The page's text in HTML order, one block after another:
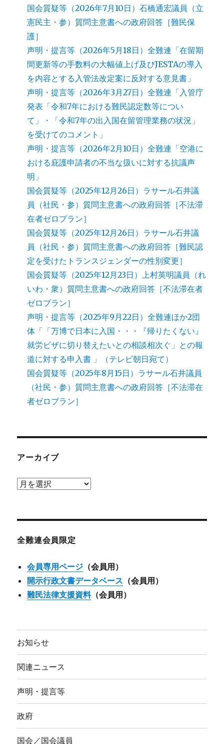
国会質疑等（2026年7月10日）石橋通宏議員（立
憲民主・参）質問主意書への政府回答［難民保
護］
声明・提言等（2026年5月18日）全難連「在留期
間更新等の手数料の大幅値上げ及びJESTAの導入
を内容とする入管法改定案に反対する意見書」
声明・提言等（2026年3月27日）全難連「入管庁
発表「令和7年における難民認定数等につい
て」・「令和7年の出入国在留管理業務の状況」
を受けてのコメント」
声明・提言等（2026年2月10日）全難連「空港に
おける庇護申請者の不当な扱いに対する抗議声
明」
国会質疑等（2025年12月26日）ラサール石井議
員（社民・参）質問主意書への政府回答［不法滞
在者ゼロプラン］
国会質疑等（2025年12月26日）ラサール石井議
員（社民・参）質問主意書への政府回答［難民認
定を受けたトランスジェンダーの性別変更］
国会質疑等（2025年12月23日）上村英明議員（れ
いわ・衆）質問主意書への政府回答［不法滞在者
ゼロプラン］
声明・提言等（2025年9月22日）全難連ほか2団
体「「万博で日本に入国・・・『帰りたくない』
就労ビザに切り替えたいとの相談相次ぐ」との報
道に対する申入書 」（テレビ朝日宛て）
国会質疑等（2025年8月15日）ラサール石井議員
（社民・参）質問主意書への政府回答［不法滞在
者ゼロプラン］
アーカイブ
ア
ブ
全難連会員限定
会員専用ページ （会員用）
開示行政文書データベース （会員用）
難民法律支援資料（会員用）
お知らせ
関連ニュース
声明・提言等
政府
国会／国会議員